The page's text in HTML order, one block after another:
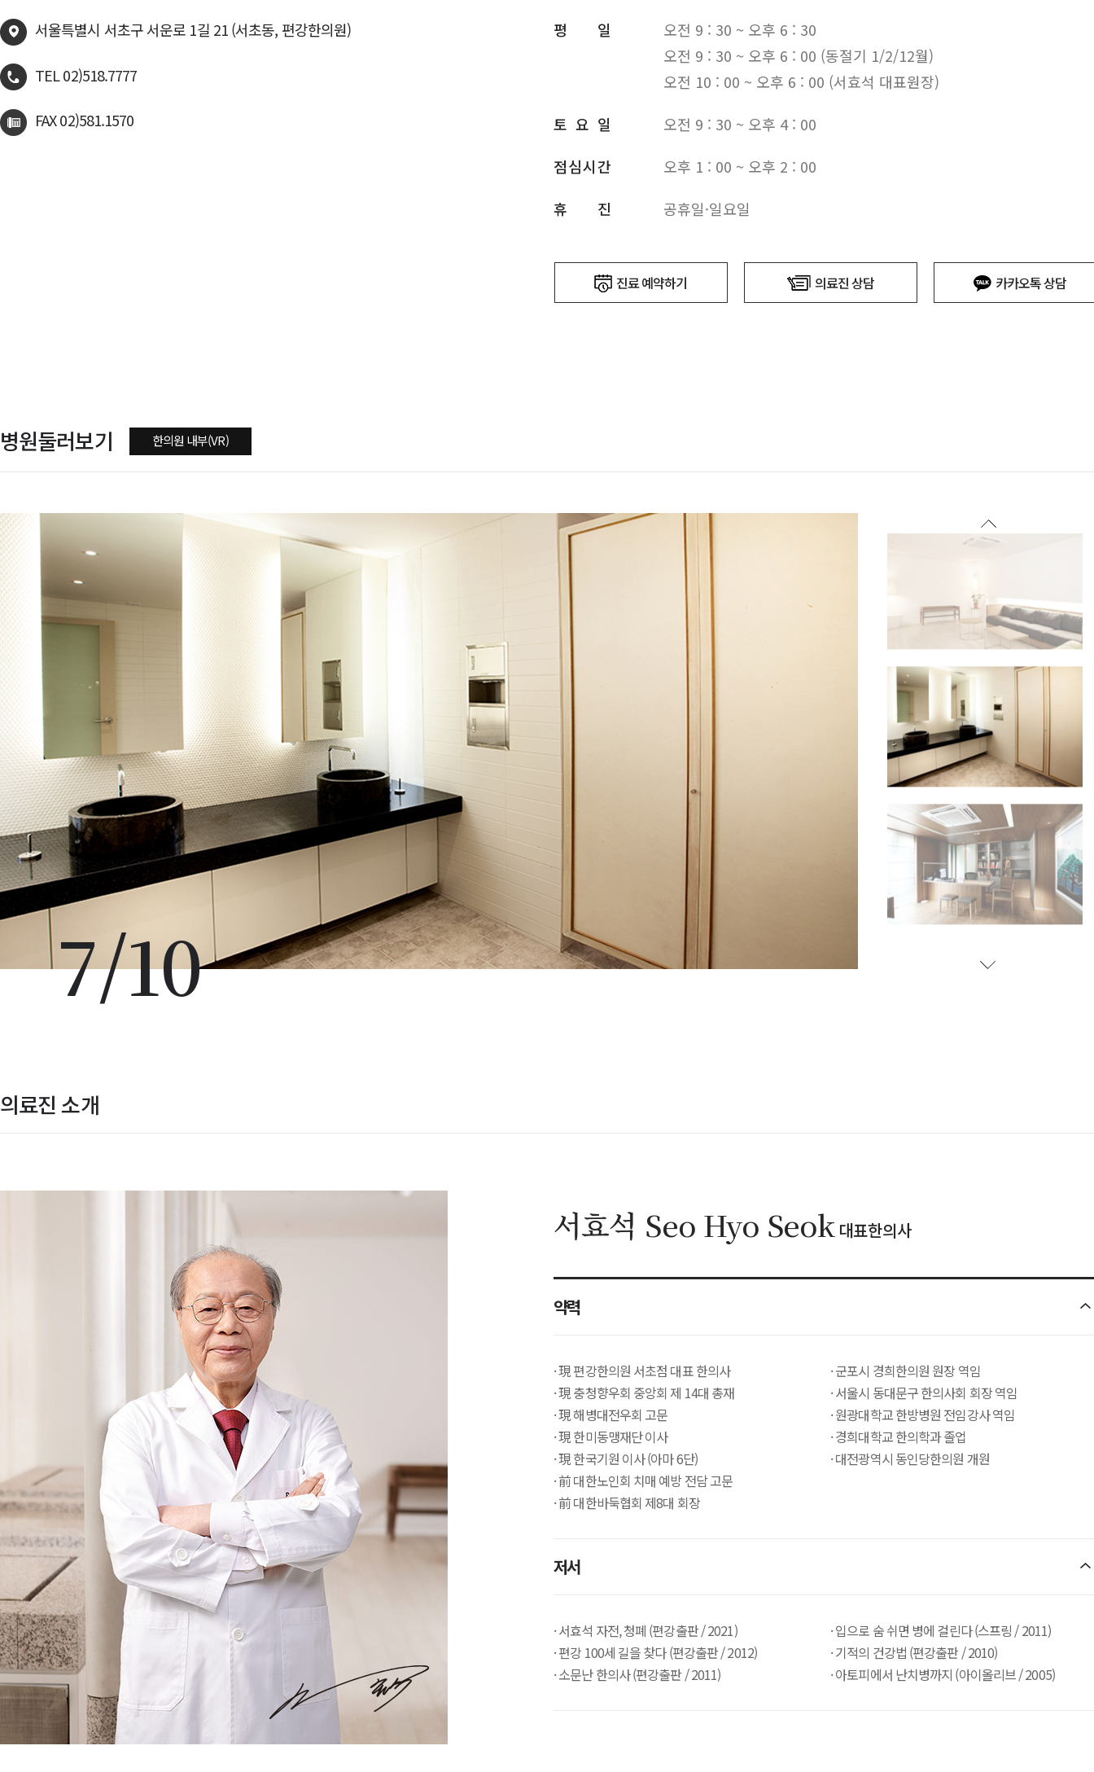
서울특별시 서초구 서운로 1길 21 (서초동, 편강한의원)
TEL 02)518.7777
FAX 02)581.1570
평 일
오전 9 : 30 ~ 오후 6 : 30
오전 9 : 30 ~ 오후 6 : 00 (동절기 1/2/12월)
오전 10 : 00 ~ 오후 6 : 00 (서효석 대표원장)
토 요 일
오전 9 : 30 ~ 오후 4 : 00
점심시간
오후 1 : 00 ~ 오후 2 : 00
휴
진 공휴일·일요일
진료 예약하기 의료진 상담 카카오톡 상담
병원둘러보기 한의원 내부(VR)
7/10
의료진 소개
서효석 Seo Hyo Seok 대표한의사
약력
· 現 편강한의원 서초점 대표 한의사
· 現 충청향우회 중앙회 제 14대 총재
· 現 해병대전우회 고문
· 現 한미동맹재단 이사
· 現 한국기원 이사 (아마 6단)
· 前 대한노인회 치매 예방 전담 고문
· 前 대한바둑협회 제8대 회장
· 군포시 경희한의원 원장 역임
· 서울시 동대문구 한의사회 회장 역임
· 원광대학교 한방병원 전임강사 역임
· 경희대학교 한의학과 졸업
· 대전광역시 동인당한의원 개원
저서
· 서효석 자전, 청폐 (편강출판 / 2021)
· 편강 100세 길을 찾다 (편강출판 / 2012)
· 소문난 한의사 (편강출판 / 2011)
· 입으로 숨 쉬면 병에 걸린다 (스프링 / 2011)
· 기적의 건강법 (편강출판 / 2010)
· 아토피에서 난치병까지 (아이올리브 / 2005)